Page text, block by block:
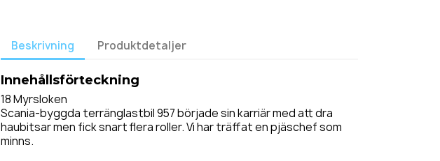
Beskrivning Produktdetaljer
Innehållsförteckning
18 Myrsloken
Scania-byggda terränglastbil 957 började sin karriär med att dra
haubitsar men fick snart flera roller. Vi har träffat en pjäschef som
minns.